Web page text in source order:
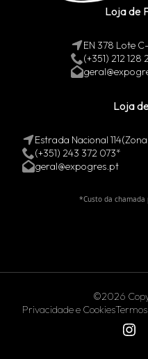
Loja de
EN 378 Lote
(+351) 212
Loja
Estrada Nacional
(+351) 243 372 073*
geral@expogres.pt
*Custo da chamada
©2026
Privacidade e Cookies